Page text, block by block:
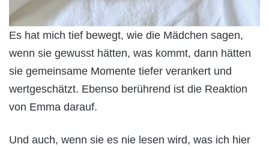
Es hat mich tief bewegt, wie die Mädchen sagen,
wenn sie gewusst hätten, was kommt, dann hätten
sie gemeinsame Momente tiefer verankert und
wertgeschätzt. Ebenso berührend ist die Reaktion
von Emma darauf.
Und auch, wenn sie es nie lesen wird, was ich hier